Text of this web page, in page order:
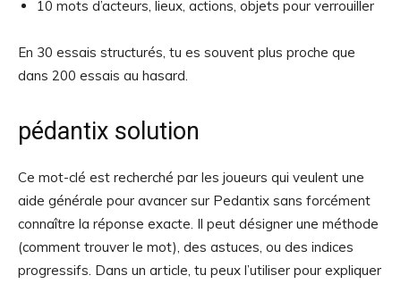
10 mots d’acteurs, lieux, actions, objets pour verrouiller
En 30 essais structurés, tu es souvent plus proche que
dans 200 essais au hasard.
pédantix solution
Ce mot-clé est recherché par les joueurs qui veulent une
aide générale pour avancer sur Pedantix sans forcément
connaître la réponse exacte. Il peut désigner une méthode
(comment trouver le mot), des astuces, ou des indices
progressifs. Dans un article, tu peux l’utiliser pour expliquer